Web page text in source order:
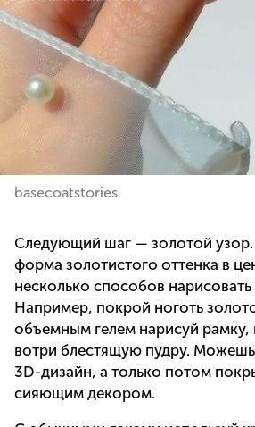
basecoatstories
Следующий шаг — золотой
форма золотистого оттенка в
несколько способов
Например, покрой ноготь
объемным гелем нарисуй
вотри блестящую пудру. Можешь
3D-дизайн, а только потом
сияющим декором.